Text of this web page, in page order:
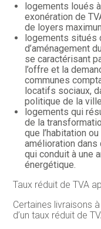
logements loués
exonération de
de loyers
logements situés
d’aménagement
se caractérisant
l’offre et la
communes
locatifs sociaux,
politique de la
logements qui
de la
que l’habitation
amélioration
qui conduit à une
énergétique.
Taux réduit de TVA
Certaines livraisons
d’un taux réduit de